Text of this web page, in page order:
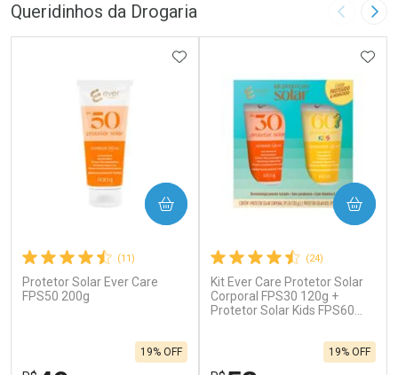
Queridinhos da Drogaria Imagem
(11)
Protetor Solar Ever Care
FPS50 200g
19% OFF
ADICIONAR AOS FAVORITOS
COMPRAR
(24)
Kit Ever Care Protetor Solar
Corporal FPS30 120g +
Protetor Solar Kids FPS60
19% OFF
COMPRAR